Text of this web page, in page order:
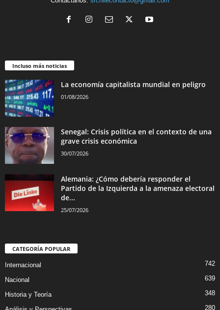
Incluso más noticias
La economía capitalista mundial en peligro
01/08/2026
Senegal: Crisis política en el contexto de una
grave crisis económica
30/07/2026
Alemania: ¿Cómo debería responder el
Partido de la Izquierda a la amenaza electoral
de...
25/07/2026
CATEGORÍA POPULAR
Internacional 742
Nacional 639
Historia y Teoría 348
280